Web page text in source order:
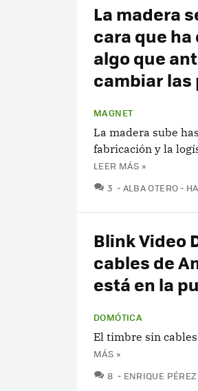
La madera
cara que
algo que
cambiar las
MAGNET
La madera sube
fabricación y la
LEER MÁS »
3 COMENTARIOS
ALBA OTERO
Blink Video
cables de
está en la
DOMÓTICA
El timbre sin
MÁS »
8 COMENTARIOS
ENRIQUE PÉREZ